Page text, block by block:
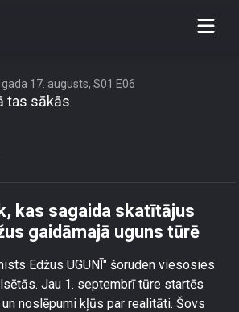
kas sagaida skatītājus
17. augusts, S01 E06
tas sākās
kas sagaida skatītājus
gaidāmajā uguns tūrē
Edžus UGUNĪ" šoruden viesosies
Jau 1. septembrī tūre startēs
noslēpumi kļūs par realitāti. Šovs